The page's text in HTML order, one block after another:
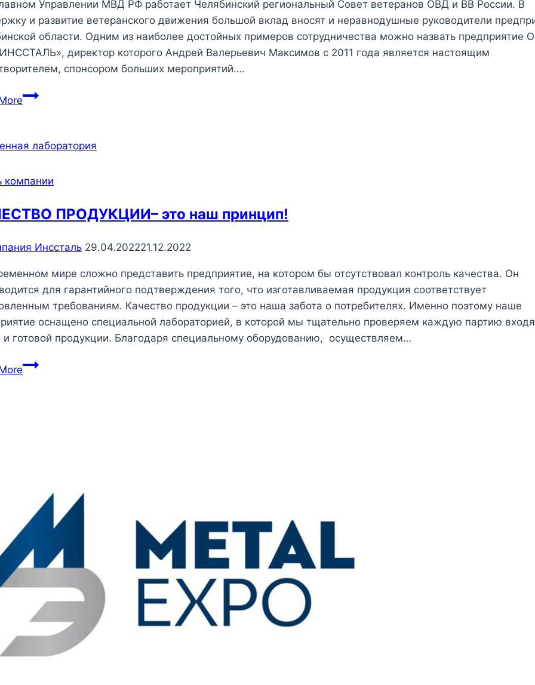
Управлении МВД РФ работает Челябинский региональный Совет ветеранов ОВД и ВВ России. В
и развитие ветеранского движения большой вклад вносят и неравнодушные руководители
области. Одним из наиболее достойных примеров сотрудничества можно назвать предприятие
директор которого Андрей Валерьевич Максимов с 2011 года является настоящим
спонсором больших мероприятий….
Благодарим
и
компании
ПРОДУКЦИИ– это наш принцип!
Инссталь 29.04.202221.12.2022
мире сложно представить предприятие, на котором бы отсутствовал контроль качества. Он
для гарантийного подтверждения того, что изготавливаемая продукция соответствует
требованиям. Качество продукции – это наша забота о потребителях. Именно поэтому наше
оснащено специальной лабораторией, в которой мы тщательно проверяем каждую партию
и готовой продукции. Благодаря специальному оборудованию, осуществляем…
КАЧЕСТВО